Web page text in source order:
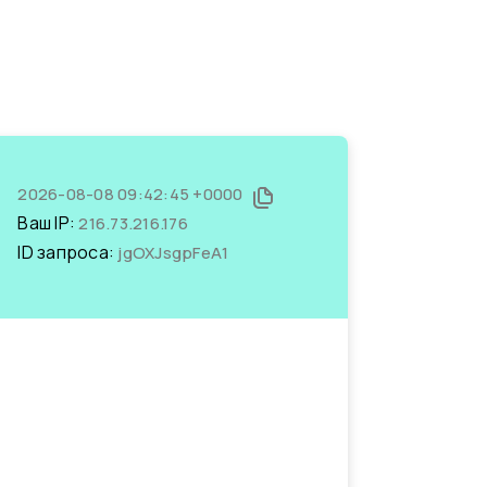
2026-08-08 09:42:45 +0000
Ваш IP:216.73.216.176
ID запроса: jgOXJsgpFeA1